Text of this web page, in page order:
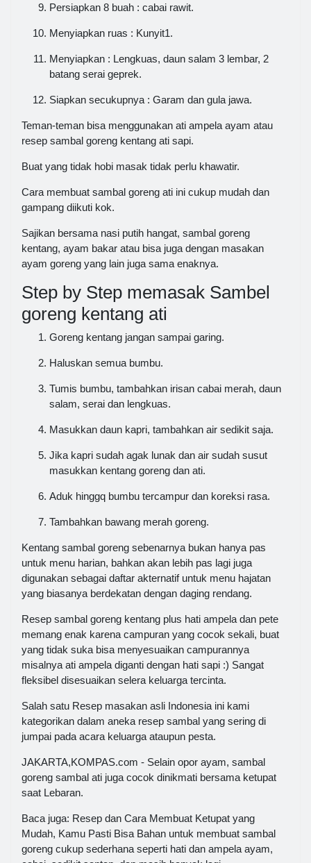
Persiapkan 8 buah : cabai rawit.
Menyiapkan ruas : Kunyit1.
Menyiapkan : Lengkuas, daun salam 3 lembar, 2
batang serai geprek.
Siapkan secukupnya : Garam dan gula jawa.
Teman-teman bisa menggunakan ati ampela ayam atau
resep sambal goreng kentang ati sapi.
Buat yang tidak hobi masak tidak perlu khawatir.
Cara membuat sambal goreng ati ini cukup mudah dan
gampang diikuti kok.
Sajikan bersama nasi putih hangat, sambal goreng
kentang, ayam bakar atau bisa juga dengan masakan
ayam goreng yang lain juga sama enaknya.
Step by Step memasak Sambel
goreng kentang ati
Goreng kentang jangan sampai garing.
Haluskan semua bumbu.
Tumis bumbu, tambahkan irisan cabai merah, daun
salam, serai dan lengkuas.
Masukkan daun kapri, tambahkan air sedikit saja.
Jika kapri sudah agak lunak dan air sudah susut
masukkan kentang goreng dan ati.
Aduk hinggq bumbu tercampur dan koreksi rasa.
Tambahkan bawang merah goreng.
Kentang sambal goreng sebenarnya bukan hanya pas
untuk menu harian, bahkan akan lebih pas lagi juga
digunakan sebagai daftar akternatif untuk menu hajatan
yang biasanya berdekatan dengan daging rendang.
Resep sambal goreng kentang plus hati ampela dan pete
memang enak karena campuran yang cocok sekali, buat
yang tidak suka bisa menyesuaikan campurannya
misalnya ati ampela diganti dengan hati sapi :) Sangat
fleksibel disesuaikan selera keluarga tercinta.
Salah satu Resep masakan asli Indonesia ini kami
kategorikan dalam aneka resep sambal yang sering di
jumpai pada acara keluarga ataupun pesta.
JAKARTA,KOMPAS.com - Selain opor ayam, sambal
goreng sambal ati juga cocok dinikmati bersama ketupat
saat Lebaran.
Baca juga: Resep dan Cara Membuat Ketupat yang
Mudah, Kamu Pasti Bisa Bahan untuk membuat sambal
goreng cukup sederhana seperti hati dan ampela ayam,